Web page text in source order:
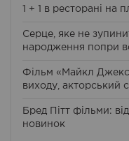
1 + 1 в ресторані на
Серце, яке не
народження попри
Фільм «Майкл
виходу, акторський
Бред Пітт фільми:
новинок